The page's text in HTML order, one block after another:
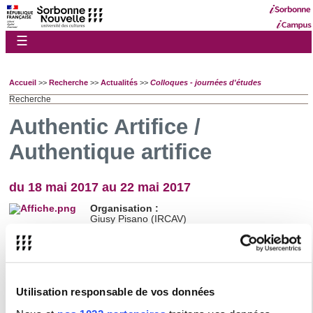
Utilisation responsable de vos données
☰
Accueil >> Recherche >> Actualités >> Colloques - journées d'études
Recherche
Authentic Artifice /
Authentique artifice
du 18 mai 2017 au 22 mai 2017
Organisation :
Giusy Pisano (IRCAV)
Lieu(x) : Université de Montréal